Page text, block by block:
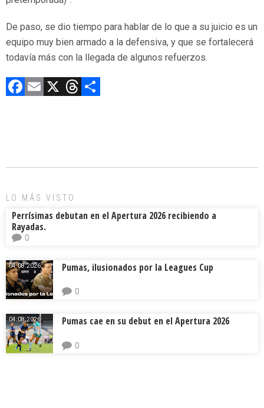
De paso, se dio tiempo para hablar de lo que a su juicio es un
equipo muy bien armado a la defensiva, y que se fortalecerá
todavía más con la llegada de algunos refuerzos.
F
o
E X T
d ar
LO MÁS VISTO
Perrísimas debutan en el Apertura 2026 recibiendo a
Rayadas.
0
04.08.2026. Pumas, ilusionados por la Leagues Cup
0
04.08.2026. Pumas cae en su debut en el Apertura 2026
0